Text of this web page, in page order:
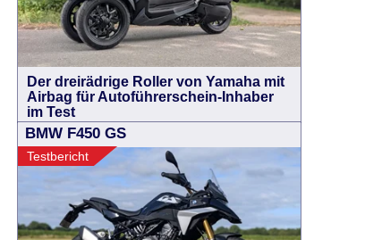
Der dreirädrige Roller von Yamaha mit
Airbag für Autoführerschein-Inhaber
im Test
BMW F450 GS
Testbericht